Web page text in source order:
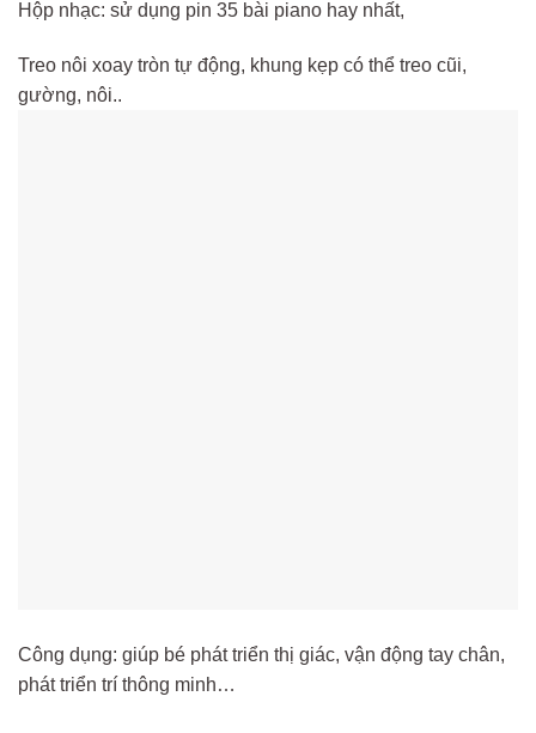
Hộp nhạc: sử dụng pin 35 bài piano hay nhất,
Treo nôi xoay tròn tự động, khung kẹp có thể treo cũi,
gường, nôi..
Công dụng: giúp bé phát triển thị giác, vận động tay chân,
phát triển trí thông minh…